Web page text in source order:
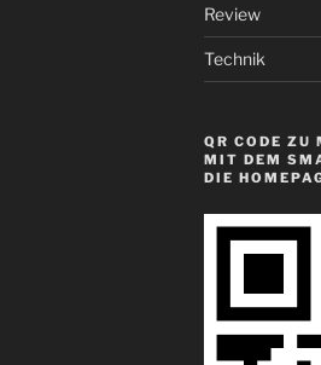
Review
Technik
QR CODE ZU
MIT DEM
DIE